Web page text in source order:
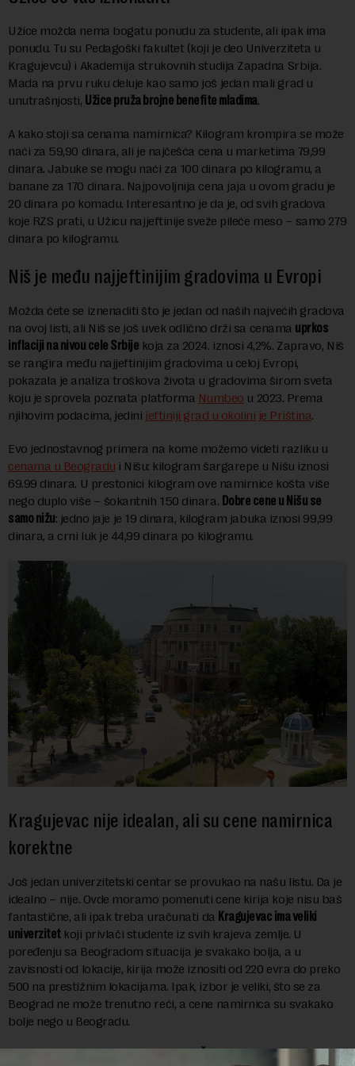
Užice možda nema bogatu ponudu za studente, ali ipak ima
ponudu. Tu su Pedagoški fakultet (koji je deo Univerziteta u
Kragujevcu) i Akademija strukovnih studija Zapadna Srbija.
Mada na prvu ruku deluje kao samo još jedan mali grad u
unutrašnjosti, Užice pruža brojne benefite mladima.
A kako stoji sa cenama namirnica? Kilogram krompira se može
naći za 59,90 dinara, ali je najčešća cena u marketima 79,99
dinara. Jabuke se mogu naći za 100 dinara po kilogramu, a
banane za 170 dinara. Najpovoljnija cena jaja u ovom gradu je
20 dinara po komadu. Interesantno je da je, od svih gradova
koje RZS prati, u Užicu najjeftinije sveže pileće meso – samo 279
dinara po kilogramu.
Niš je među najjeftinijim gradovima u Evropi
Možda ćete se iznenaditi što je jedan od naših najvećih gradova
na ovoj listi, ali Niš se još uvek odlično drži sa cenama uprkos
inflaciji na nivou cele Srbije koja za 2024. iznosi 4,2%. Zapravo, Niš
se rangira među najjeftinijim gradovima u celoj Evropi,
pokazala je analiza troškova života u gradovima širom sveta
koju je sprovela poznata platforma Numbeo u 2023. Prema
njihovim podacima, jedini jeftiniji grad u okolini je Priština.
Evo jednostavnog primera na kome možemo videti razliku u
cenama u Beogradu i Nišu: kilogram šargarepe u Nišu iznosi
69.99 dinara. U prestonici kilogram ove namirnice košta više
nego duplo više – šokantnih 150 dinara. Dobre cene u Nišu se
samo nižu: jedno jaje je 19 dinara, kilogram jabuka iznosi 99,99
dinara, a crni luk je 44,99 dinara po kilogramu.
Kragujevac nije idealan, ali su cene namirnica
korektne
Još jedan univerzitetski centar se provukao na našu listu. Da je
idealno – nije. Ovde moramo pomenuti cene kirija koje nisu baš
fantastične, ali ipak treba uračunati da Kragujevac ima veliki
univerzitetkoji privlači studente iz svih krajeva zemlje. U
poređenju sa Beogradom situacija je svakako bolja, a u
zavisnosti od lokacije, kirija može iznositi od 220 evra do preko
500 na prestižnim lokacijama. Ipak, izbor je veliki, što se za
Beograd ne može trenutno reći, a cene namirnica su svakako
bolje nego u Beogradu.
Plate Kragujevčana su najveće od svih u Šumadijskom okrugu
– u maju